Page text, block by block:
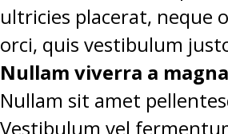
ultricies placerat, neque
orci, quis vestibulum
Nullam viverra a
Nullam sit amet
Vestibulum vel